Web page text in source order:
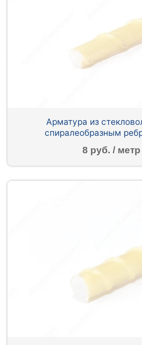
Арматура из
спиралеобразным
8 руб. / метр